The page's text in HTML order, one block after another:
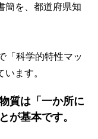
簡を、都道府県知
「科学的特性マッ
ます。
質は「一か所に
が基本です。